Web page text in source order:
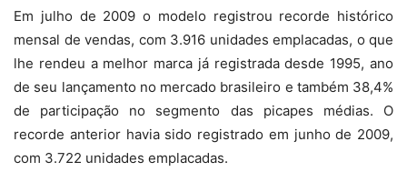
Em julho de 2009 o modelo registrou recorde histórico
mensal de vendas, com 3.916 unidades emplacadas, o que
lhe rendeu a melhor marca já registrada desde 1995, ano
de seu lançamento no mercado brasileiro e também 38,4%
de participação no segmento das picapes médias. O
recorde anterior havia sido registrado em junho de 2009,
com 3.722 unidades emplacadas.